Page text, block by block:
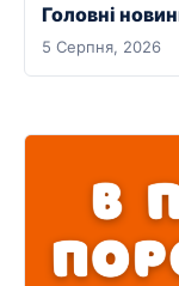
Головні
5 Серпня, 2026